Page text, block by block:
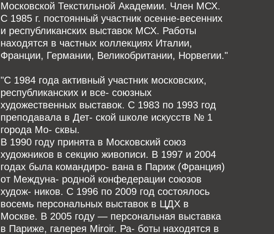
Московской Текстильной Академии. Член МСХ.
С 1985 г. постоянный участник осенне-весенних
и республиканских выставок МСХ. Работы
находятся в частных коллекциях Италии,
Франции, Германии, Великобритании, Норвегии."
"С 1984 года активный участник московских,
республиканских и все- союзных
художественных выставок. С 1983 по 1993 год
преподавала в Дет- ской школе искусств № 1
города Мо- сквы.
В 1990 году принята в Московский союз
художников в секцию живописи. В 1997 и 2004
годах была командиро- вана в Париж (Франция)
от Междуна- родной конфедерации союзов
худож- ников. С 1996 по 2009 год состоялось
восемь персональных выставок в ЦДХ в
Москве. В 2005 году — персональная выставка
в Париже, галерея Miroir. Ра- боты находятся в